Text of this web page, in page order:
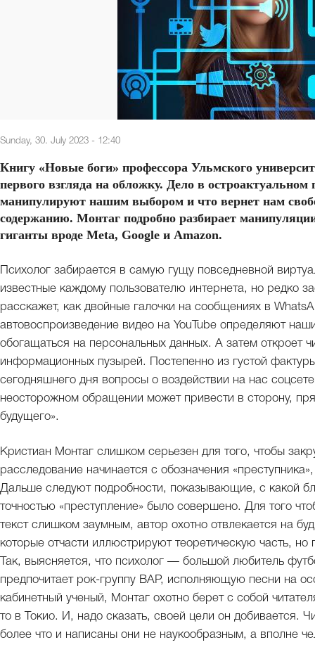
Sunday, 30. July 2023 - 12:40
Книгу «Новые боги» профессора Ульмского
первого взгляда на обложку. Дело в
манипулируют нашим выбором и что вернет нам
содержанию. Монтаг подробно разбирает
гиганты вроде Meta, Google и Amazon.
Психолог забирается в самую гущу повседневной
известные каждому пользователю интернета, но редко
расскажет, как двойные галочки на сообщениях в
автовоспроизведение видео на YouTube определяют
обогащаться на персональных данных. А затем откроет
информационных пузырей. Постепенно из густой
сегодняшнего дня вопросы о воздействии на нас
неосторожном обращении может привести в сторону,
будущего».
Кристиан Монтаг слишком серьезен для того, чтобы
расследование начинается с обозначения
Дальше следуют подробности, показывающие, с какой
точностью «преступление» было совершено. Для того
текст слишком заумным, автор охотно отвлекается на
которые отчасти иллюстрируют теоретическую часть,
Так, выясняется, что психолог — большой любитель
предпочитает рок-группу BAP, исполняющую песни на
кабинетный ученый, Монтаг охотно берет с собой
то в Токио. И, надо сказать, своей цели он добивается.
более что и написаны они не наукообразным, а вполне